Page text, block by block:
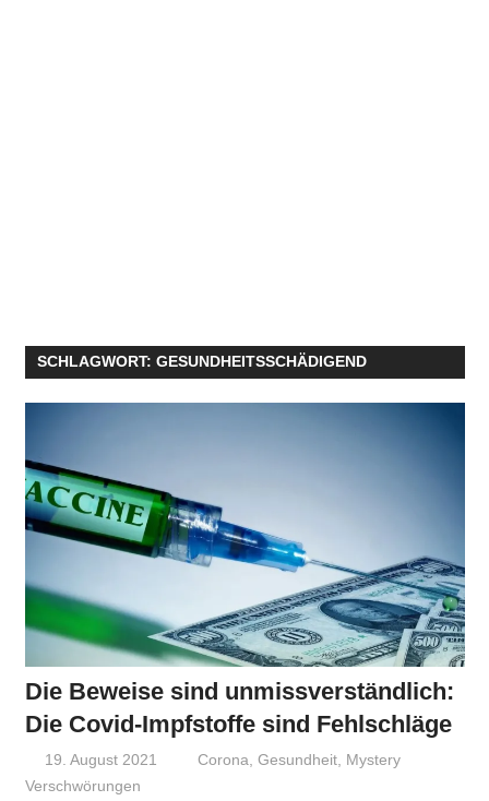
SCHLAGWORT: GESUNDHEITSSCHÄDIGEND
Die Beweise sind unmissverständlich:
Die Covid-Impfstoffe sind Fehlschläge
19. August 2021 Niki Vogt
Corona,Gesundheit, Mystery
Verschwörungen